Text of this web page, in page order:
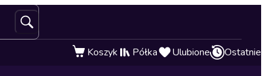
Koszyk Półka Ulubione Ostatnie